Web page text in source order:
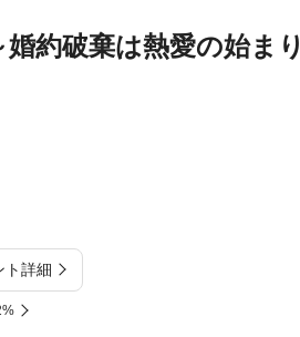
約破棄は熱愛の始ま
ト詳細